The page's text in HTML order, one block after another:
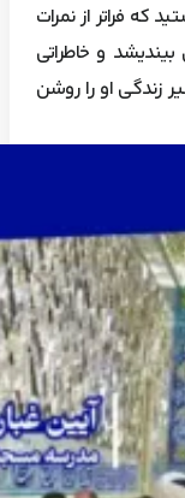
که فراتر از نمرات
و خاطراتی
زندگی او را روشن